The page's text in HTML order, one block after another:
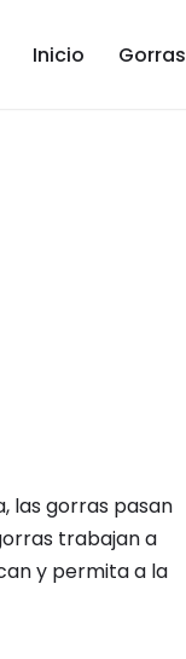
Inicio Gorras
las gorras pasan
trabajan a
y permita a la